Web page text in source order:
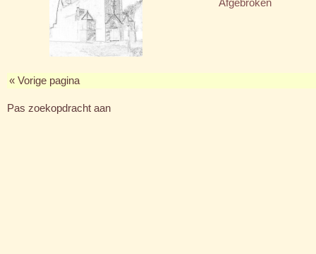
Afgebroken
« Vorige pagina
Pas zoekopdracht aan